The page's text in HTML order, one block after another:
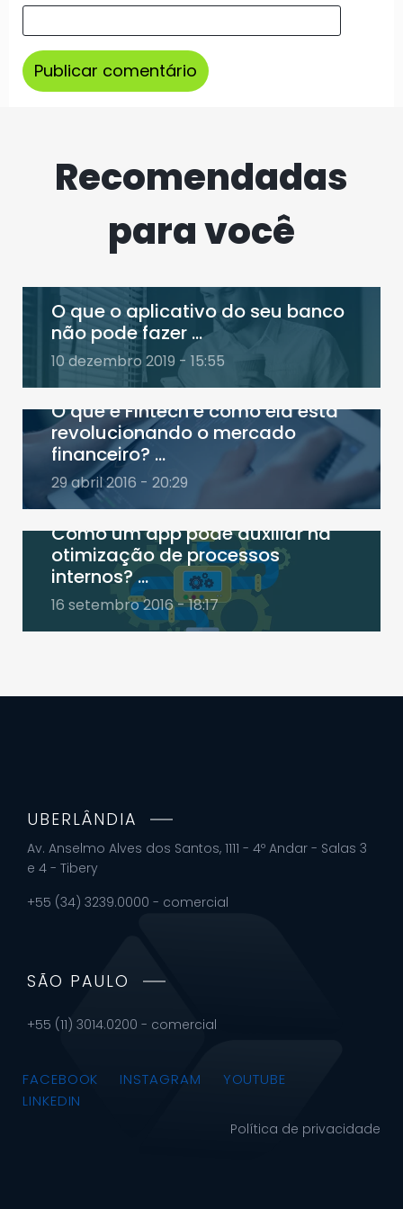
Recomendadas
para você
O que o aplicativo do seu banco
não pode fazer ...
10 dezembro 2019 - 15:55
O que é Fintech e como ela está
revolucionando o mercado
financeiro? ...
29 abril 2016 - 20:29
Como um app pode auxiliar na
otimização de processos
internos? ...
16 setembro 2016 - 18:17
UBERLÂNDIA
Av. Anselmo Alves dos Santos, 1111 - 4º Andar - Salas 3
e 4 - Tibery
+55 (34) 3239.0000 - comercial
SÃO PAULO
+55 (11) 3014.0200 - comercial
FACEBOOK INSTAGRAM
YOUTUBE
LINKEDIN
Política de privacidade